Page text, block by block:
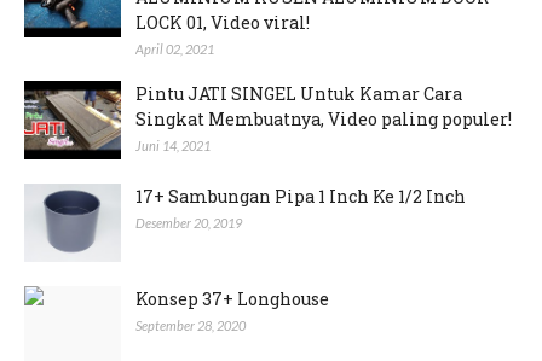
LOCK 01, Video viral!
April 02, 2021
Pintu JATI SINGEL Untuk Kamar Cara
Singkat Membuatnya, Video paling populer!
Juni 14, 2021
17+ Sambungan Pipa 1 Inch Ke 1/2 Inch
Desember 20, 2019
Konsep 37+ Longhouse
September 28, 2020